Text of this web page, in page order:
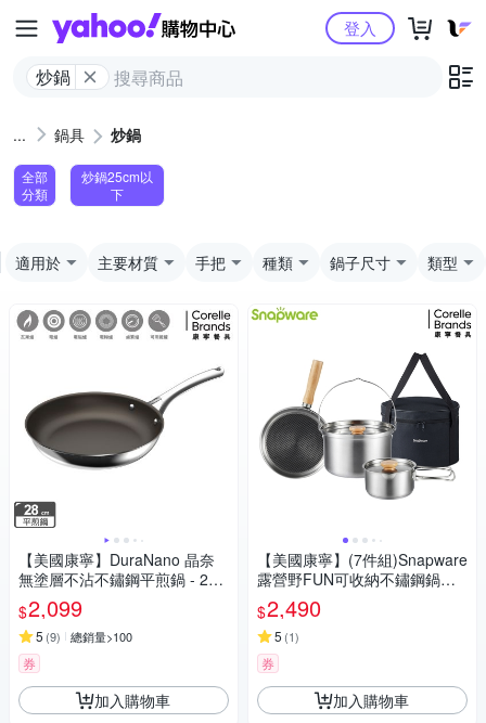
Yahoo購物中心
炒鍋
登入
鍋具 炒鍋
全部
分類
炒鍋25cm以
下
適用於 主要材質 手把 種類 鍋子尺寸 類型
【美國康寧】DuraNano 晶奈
無塗層不沾不鏽鋼平煎鍋 - 28c
m
$2,099
5 (9) 總銷量>100
券
加入購物車
【美國康寧】(7件組)Snapware
露營野FUN可收納不鏽鋼鍋具
組
$2,490
5 (1)
券
加入購物車